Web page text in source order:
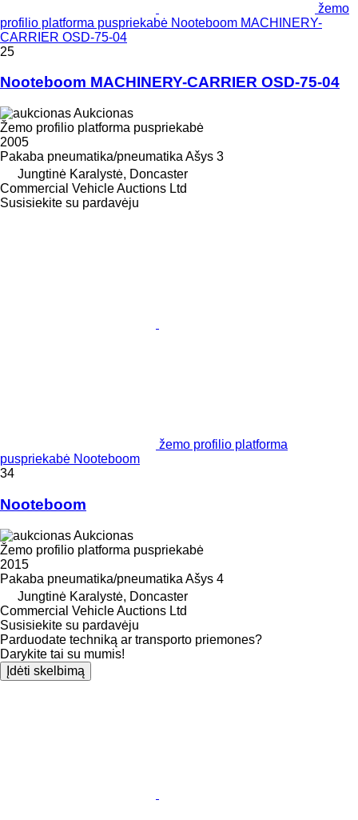
žemo
profilio platforma puspriekabė Nooteboom MACHINERY-
CARRIER OSD-75-04
25
Nooteboom MACHINERY-CARRIER OSD-75-04
Aukcionas
Žemo profilio platforma puspriekabė
2005
Pakaba pneumatika/pneumatika Ašys 3
Jungtinė Karalystė, Doncaster
Commercial Vehicle Auctions Ltd
Susisiekite su pardavėju
žemo profilio platforma
puspriekabė Nooteboom
34
Nooteboom
Aukcionas
Žemo profilio platforma puspriekabė
2015
Pakaba pneumatika/pneumatika Ašys 4
Jungtinė Karalystė, Doncaster
Commercial Vehicle Auctions Ltd
Susisiekite su pardavėju
Parduodate techniką ar transporto priemones?
Darykite tai su mumis!
Įdėti skelbimą